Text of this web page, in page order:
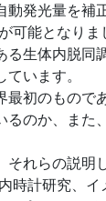
発光量を補
可能となり
生体内脱同
います。
初のもので
のか、また
れらの説明
時計研究、